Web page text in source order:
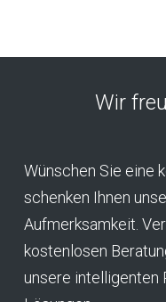
Wir
Wünschen Sie eine
schenken Ihnen
Aufmerksamkeit.
kostenlosen
unsere intelligenten